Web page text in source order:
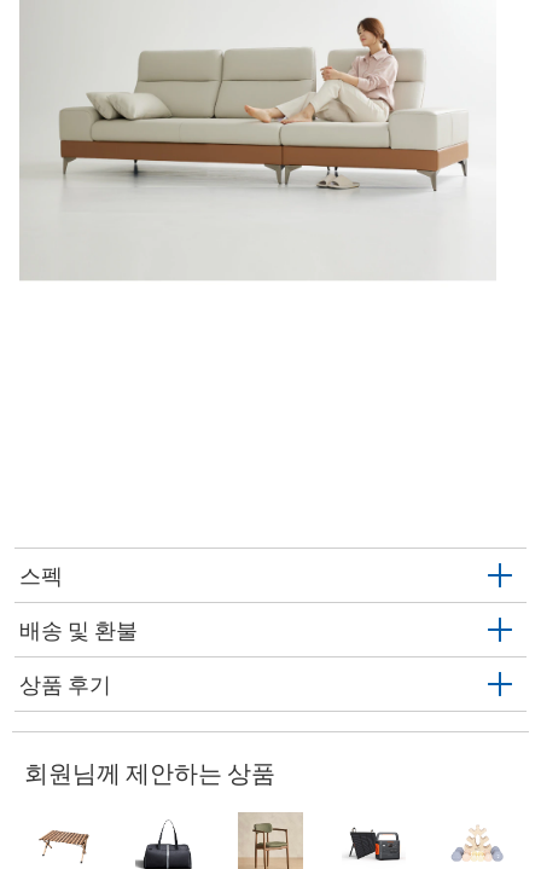
스펙
배송 및 환불
상품 후기
회원님께 제안하는 상품